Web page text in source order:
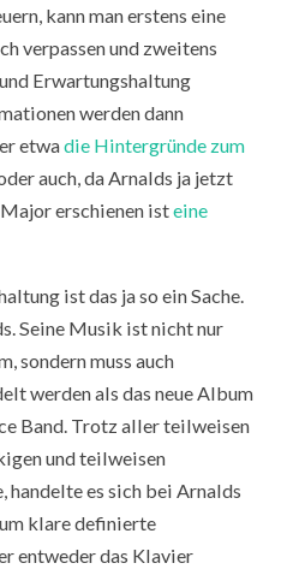
kann man erstens eine
verpassen und zweitens
Erwartungshaltung
werden dann
etwadie Hintergründe zum
auch, da Arnalds ja jetzt
erschienen isteine
ist das ja so ein Sache.
Seine Musik ist nicht nur
sondern muss auch
werden als das neue Album
Band. Trotz aller teilweisen
und teilweisen
handelte es sich bei Arnalds
klare definierte
entweder das Klavier